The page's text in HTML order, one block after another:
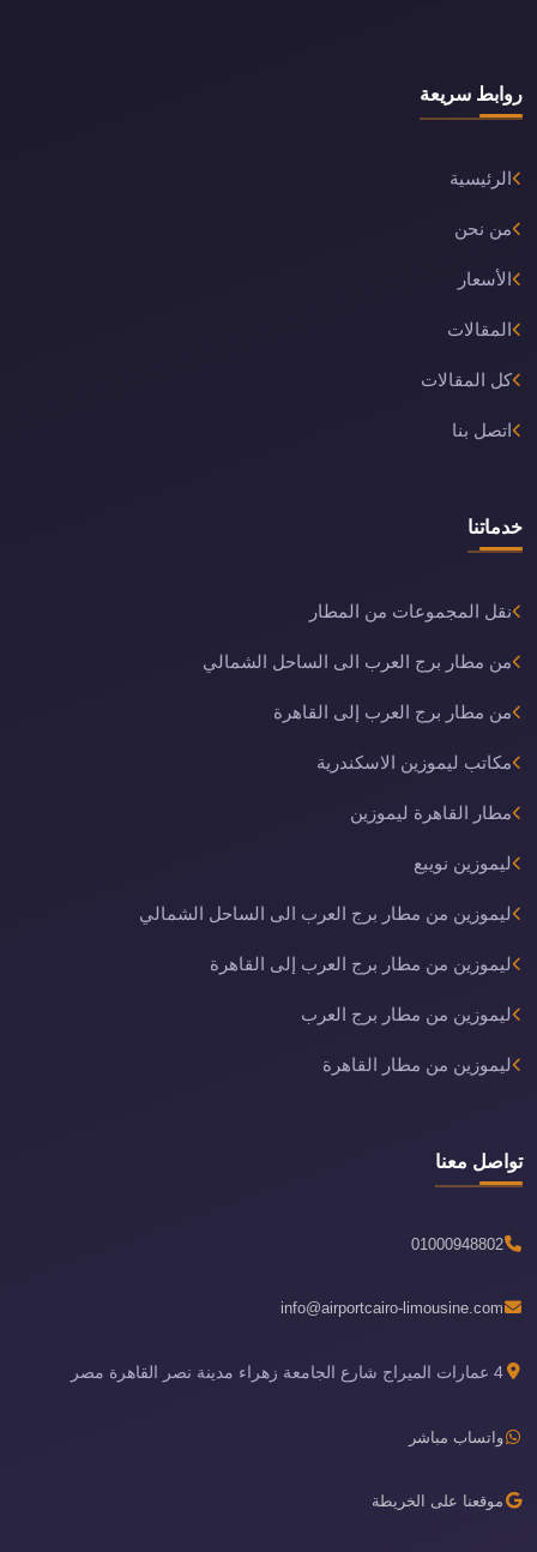
روابط سريعة
الرئيسية
من نحن
الأسعار
المقالات
كل المقالات
اتصل بنا
خدماتنا
نقل المجموعات من المطار
من مطار برج العرب الى الساحل الشمالي
من مطار برج العرب إلى القاهرة
مكاتب ليموزين الاسكندرية
مطار القاهرة ليموزين
ليموزين نويبع
ليموزين من مطار برج العرب الى الساحل الشمالي
ليموزين من مطار برج العرب إلى القاهرة
ليموزين من مطار برج العرب
ليموزين من مطار القاهرة
تواصل معنا
01000948802
info@airportcairo-limousine.com
4 عمارات الميراج شارع الجامعة زهراء مدينة نصر القاهرة مصر
واتساب مباشر
موقعنا على الخريطة